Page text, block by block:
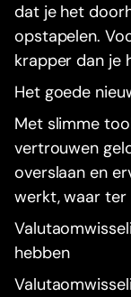
dat je het
opstapelen.
krapper dan je
Het goede
Met slimme
vertrouwen
overslaan en
werkt, waar ter
hebben